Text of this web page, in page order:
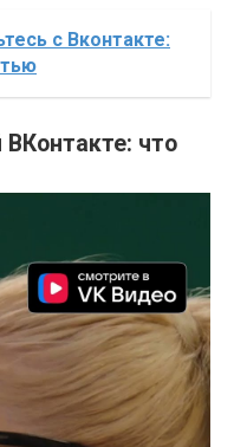
с Вконтакте:
что